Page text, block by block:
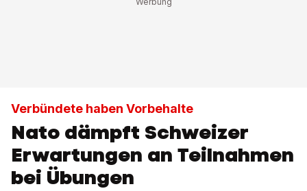
Verbündete haben Vorbehalte
Nato dämpft Schweizer
Erwartungen an Teilnahmen
bei Übungen